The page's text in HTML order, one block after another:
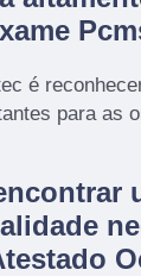
é
para as